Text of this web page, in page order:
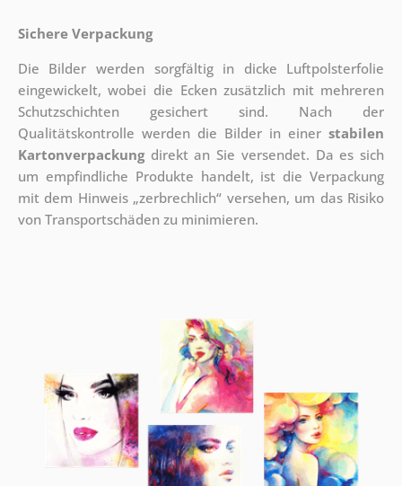
Sichere Verpackung
Die Bilder werden sorgfältig in dicke Luftpolsterfolie
eingewickelt, wobei die Ecken zusätzlich mit mehreren
Schutzschichten gesichert sind. Nach der
Qualitätskontrolle werden die Bilder in einerstabilen
Kartonverpackungdirekt an Sie versendet. Da es sich
um empfindliche Produkte handelt, ist die Verpackung
mit dem Hinweis „zerbrechlich“ versehen, um das Risiko
von Transportschäden zu minimieren.